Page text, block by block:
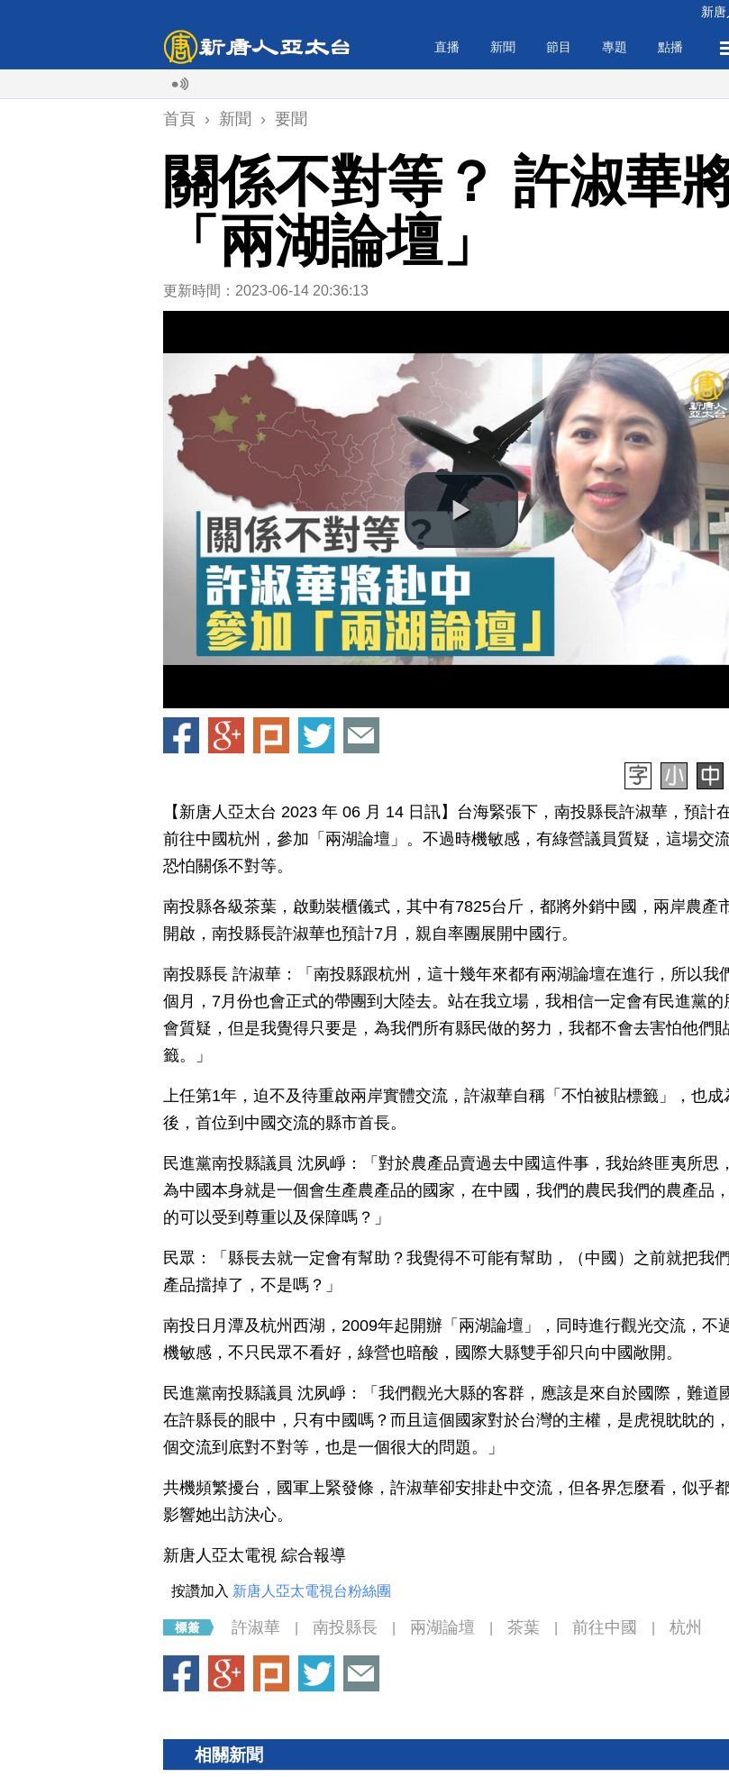
新
直播 新聞 節目 專題 點播
首頁 › 新聞 › 要聞
關係不對等？ 許淑華
「兩湖論壇」
更新時間：2023-06-14 20:36:13
【新唐人亞太台 2023 年 06 月 14 日訊】台海緊張下，南投縣長許淑華，預計
前往中國杭州，參加「兩湖論壇」。不過時機敏感，有綠營議員質疑，這場交流
恐怕關係不對等。
南投縣各級茶葉，啟動裝櫃儀式，其中有7825台斤，都將外銷中國，兩岸農產
開啟，南投縣長許淑華也預計7月，親自率團展開中國行。
南投縣長 許淑華：「南投縣跟杭州，這十幾年來都有兩湖論壇在進行，所以我
個月，7月份也會正式的帶團到大陸去。站在我立場，我相信一定會有民進黨的
會質疑，但是我覺得只要是，為我們所有縣民做的努力，我都不會去害怕他們
籤。」
上任第1年，迫不及待重啟兩岸實體交流，許淑華自稱「不怕被貼標籤」，也成
後，首位到中國交流的縣市首長。
民進黨南投縣議員 沈夙崢：「對於農產品賣過去中國這件事，我始終匪夷所思
為中國本身就是一個會生產農產品的國家，在中國，我們的農民我們的農產品
的可以受到尊重以及保障嗎？」
民眾：「縣長去就一定會有幫助？我覺得不可能有幫助，（中國）之前就把我
產品擋掉了，不是嗎？」
南投日月潭及杭州西湖，2009年起開辦「兩湖論壇」，同時進行觀光交流，不
機敏感，不只民眾不看好，綠營也暗酸，國際大縣雙手卻只向中國敞開。
民進黨南投縣議員 沈夙崢：「我們觀光大縣的客群，應該是來自於國際，難道
在許縣長的眼中，只有中國嗎？而且這個國家對於台灣的主權，是虎視眈眈的
個交流到底對不對等，也是一個很大的問題。」
共機頻繁擾台，國軍上緊發條，許淑華卻安排赴中交流，但各界怎麼看，似乎
影響她出訪決心。
新唐人亞太電視 綜合報導
按讚加入 新唐人亞太電視台粉絲團
許淑華 南投縣長 兩湖論壇 茶葉 前往中國 杭州
相關新聞